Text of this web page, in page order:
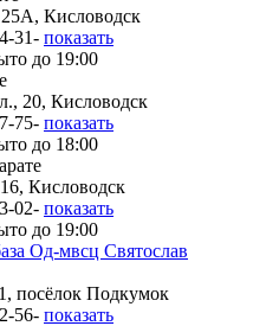
Кисловодск
31- показать
до 19:00
20, Кисловодск
75- показать
до 18:00
Кисловодск
02- показать
до 19:00
Од-мвсц Святослав
посёлок Подкумок
56- показать